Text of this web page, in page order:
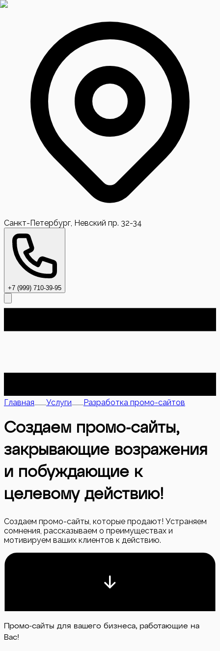
Санкт-Петербург, Невский пр. 32-34
+7 (999) 710-39-95
Главная Услуги Разработка промо-сайтов
Создаем промо-сайты,
закрывающие возражения
и побуждающие к
целевому действию!
Создаем промо-сайты, которые продают! Устраняем
сомнения, рассказываем о преимуществах и
мотивируем ваших клиентов к действию.
Промо-сайты для вашего бизнеса, работающие на
Вас!